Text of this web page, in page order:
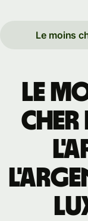
Le moins
Le
cher